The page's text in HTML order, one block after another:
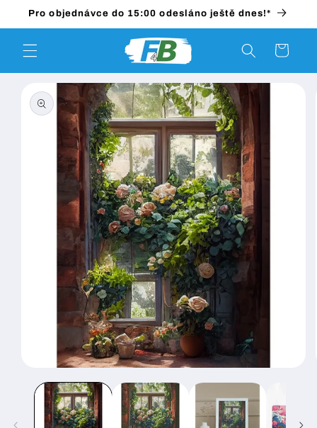
Přejít k
Pro objednávce do 15:00 odesláno ještě dnes!*
Košík
Přejít na
informace
produktu
multimédia
modálním